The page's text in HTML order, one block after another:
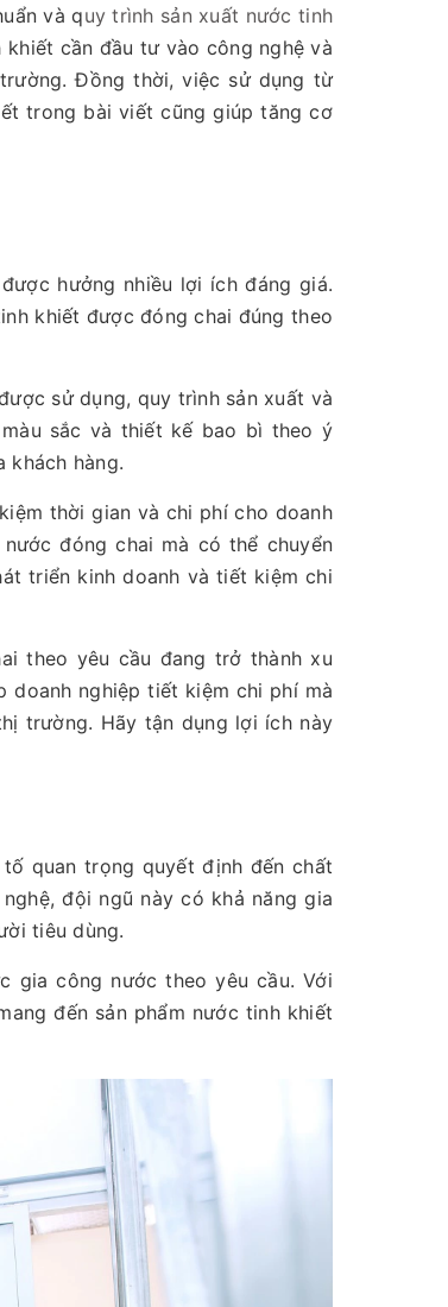
và quy trình sản xuất nước tinh
cần đầu tư vào công nghệ và
Đồng thời, việc sử dụng từ
trong bài viết cũng giúp tăng cơ
hưởng nhiều lợi ích đáng giá.
khiết được đóng chai đúng theo
sử dụng, quy trình sản xuất và
sắc và thiết kế bao bì theo ý
khách hàng.
thời gian và chi phí cho doanh
đóng chai mà có thể chuyển
triển kinh doanh và tiết kiệm chi
theo yêu cầu đang trở thành xu
doanh nghiệp tiết kiệm chi phí mà
trường. Hãy tận dụng lợi ích này
quan trọng quyết định đến chất
đội ngũ này có khả năng gia
tiêu dùng.
gia công nước theo yêu cầu. Với
đến sản phẩm nước tinh khiết